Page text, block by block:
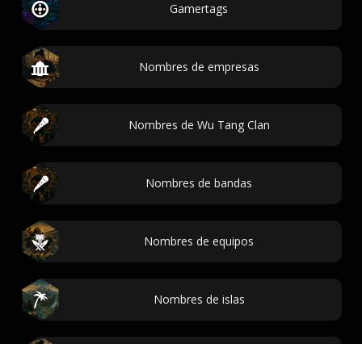
Gamertags
Nombres de empresas
Nombres de Wu Tang Clan
Nombres de bandas
Nombres de equipos
Nombres de islas